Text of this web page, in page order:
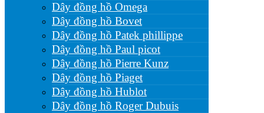
Dây đồng hồ Omega
Dây đồng hồ Bovet
Dây đồng hồ Patek phillippe
Dây đồng hồ Paul picot
Dây đồng hồ Pierre Kunz
Dây đồng hồ Piaget
Dây đồng hồ Hublot
Dây đồng hồ Roger Dubuis